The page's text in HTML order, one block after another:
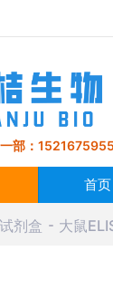
部：
首页
剂盒 大鼠